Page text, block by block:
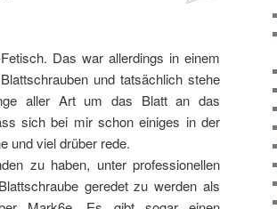
Das war allerdings in einem
und tatsächlich stehe
aller Art um das Blatt an das
sich bei mir schon einiges in der
und viel drüber rede.
zu haben, unter professionellen
geredet zu werden als